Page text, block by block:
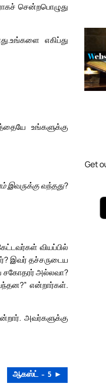
சென்றபொழுது
உங்களை எகிப்து
உங்களுக்கு
இவருக்கு வந்தது?
வியப்பில்
இவர் தச்சருடைய
சகோதரர் அல்லவா?
என்றார்கள்.
அவர்களுக்கு
ஆகஸ்ட் – 5 ►
Get